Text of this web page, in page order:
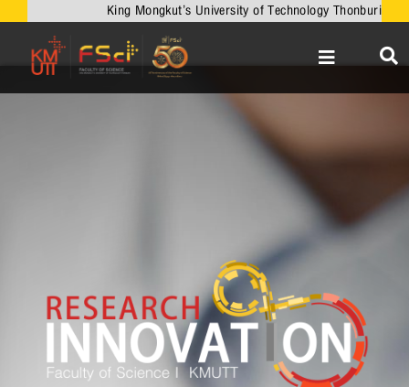
content
King Mongkut’s University of Technology Thonburi
Toggle
Navigation
หน้าหลัก
บริการวิชาการ
ความร่วมมือกับต่างประเทศ
ข่าวและกิจกรรม